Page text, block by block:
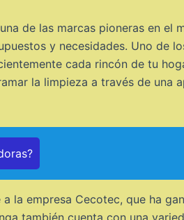
de las marcas pioneras en el
y necesidades. Uno de
cada rincón de tu
la limpieza a través de una
la empresa Cecotec, que ha
también cuenta con una